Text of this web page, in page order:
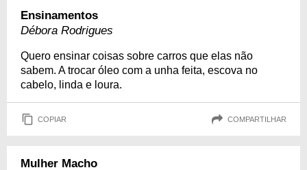
Ensinamentos
Débora Rodrigues
Quero ensinar coisas sobre carros que elas não
sabem. A trocar óleo com a unha feita, escova no
cabelo, linda e loura.
COPIAR COMPARTILHAR
Mulher Macho